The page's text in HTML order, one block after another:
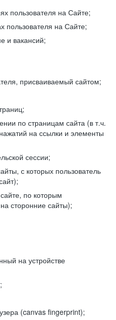
пользователя на Сайте;
пользователя на Сайте;
и вакансий;
присваиваемый сайтом;
по страницам сайта (в т.ч.
на ссылки и элементы
сессии;
с которых пользователь
по которым
сторонние сайты);
на устройстве
(canvas fingerprint);